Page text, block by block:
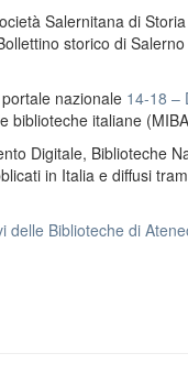
Salernitana di
storico di
nazionale 14-18 –
biblioteche italiane
Digitale, Biblioteche
in Italia e diffusi
delle Biblioteche di